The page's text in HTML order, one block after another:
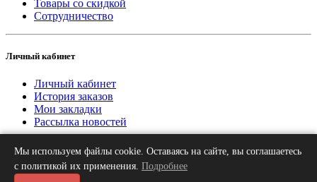
Товары со скидкой
Сотрудничество
Личный кабинет
Личный кабинет
История заказов
Мои закладки
Рассылка новостей
2013-2026 © «Рифар Москва»
О нас Оплата Доставка Контакты
Мы используем файлы cookie. Оставаясь на сайте, вы соглашаетесь
с политикой их применения. Подробнее